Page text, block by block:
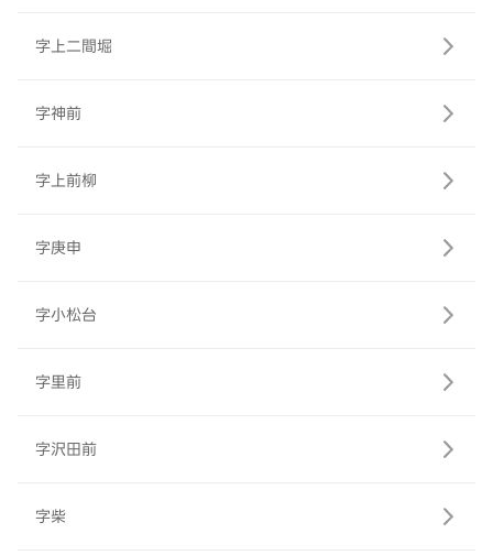
字上二間堀
字神前
字上前柳
字庚申
字小松台
字里前
字沢田前
字柴